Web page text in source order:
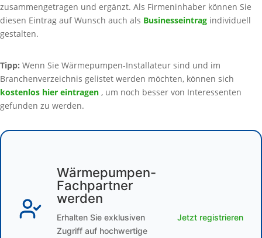
zusammengetragen und ergänzt. Als Firmeninhaber können Sie
diesen Eintrag auf Wunsch auch als Businesseintrag individuell
gestalten.
Tipp: Wenn Sie Wärmepumpen-Installateur sind und im
Branchenverzeichnis gelistet werden möchten, können sich
kostenlos hier eintragen , um noch besser von Interessenten
gefunden zu werden.
Wärmepumpen-
Fachpartner
werden
Erhalten Sie exklusiven
Zugriff auf hochwertige
Jetzt registrieren